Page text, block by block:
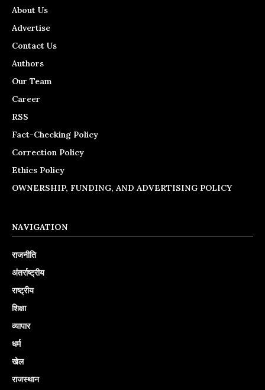
About Us
Advertise
Contact Us
Authors
Our Team
Career
RSS
Fact-Checking Policy
Correction Policy
Ethics Policy
OWNERSHIP, FUNDING, AND ADVERTISING POLICY
NAVIGATION
राजनीति
अंतर्राष्ट्रीय
राष्ट्रीय
शिक्षा
व्यापार
धर्म
खेल
राजस्थान